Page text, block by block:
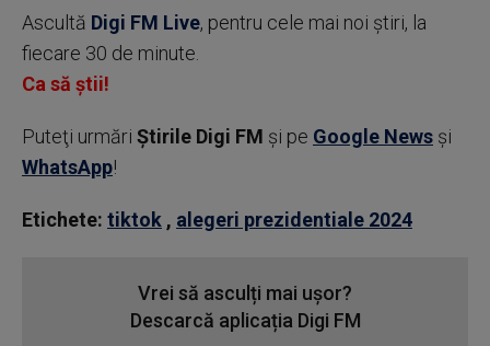
Ascultă Digi FM Live, pentru cele mai noi știri, la
fiecare 30 de minute.
Ca să știi!
Puteţi urmări Știrile Digi FM şi pe Google News şi
WhatsApp!
Etichete: tiktok , alegeri prezidentiale 2024
Vrei să asculți mai ușor?
Descarcă aplicația Digi FM